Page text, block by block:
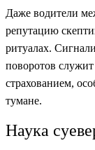
Даже водители
репутацию
ритуалах.
поворотов
страхованием,
тумане.
Наука